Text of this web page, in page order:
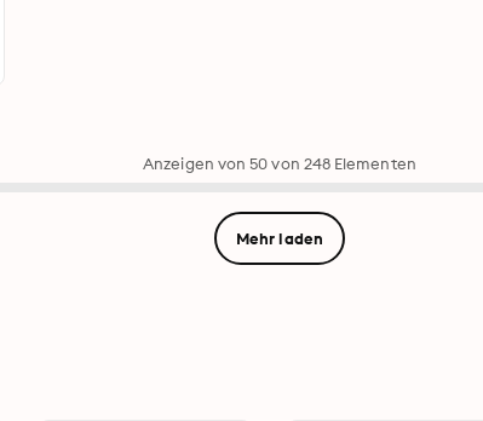
Anzeigen von 50 von 248 Elementen
Mehr laden